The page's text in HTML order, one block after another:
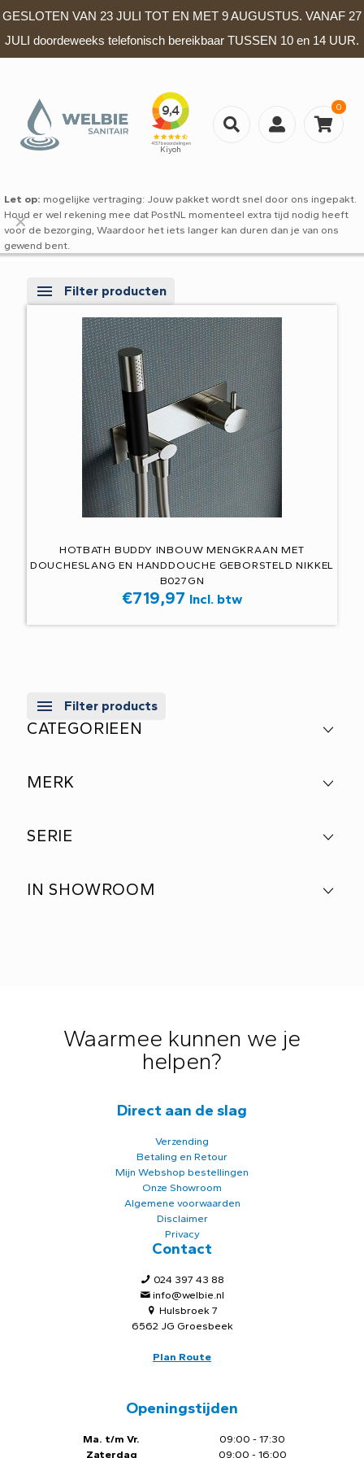
GESLOTEN VAN 23 JULI TOT EN MET 9 AUGUSTUS. VANAF 27
JULI doordeweeks telefonisch bereikbaar TUSSEN 10 en 14 UUR.
0
Let op: mogelijke vertraging: Jouw pakket wordt snel door ons ingepakt.
Houd er wel rekening mee dat PostNL momenteel extra tijd nodig heeft
voor de bezorging, Waardoor het iets langer kan duren dan je van ons
gewend bent.
✕
Filter producten
HOTBATH BUDDY INBOUW MENGKRAAN MET
DOUCHESLANG EN HANDDOUCHE GEBORSTELD NIKKEL
B027GN
€719,97 Incl. btw
Filter products
CATEGORIEEN
MERK
SERIE
IN SHOWROOM
Waarmee kunnen we je
helpen?
Direct aan de slag
Verzending
Betaling en Retour
Mijn Webshop bestellingen
Onze Showroom
Algemene voorwaarden
Disclaimer
Privacy
Contact
024 397 43 88
info@welbie.nl
Hulsbroek 7
6562 JG Groesbeek
Plan Route
Openingstijden
Ma. t/m Vr.
Zaterdag
09:00 - 17:30
09:00 - 16:00